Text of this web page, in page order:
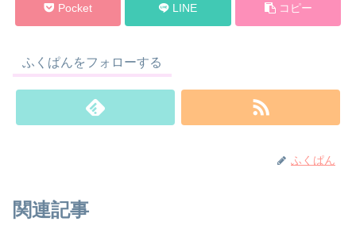
Pocket LINE コピー
ふくぱんをフォローする
ふくぱん
関連記事